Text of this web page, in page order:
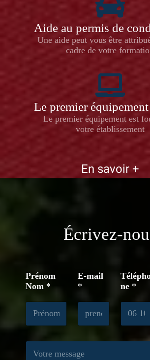
Aide au permis de
Une aide peut vous être
cadre de votre
Le premier équipement
Le premier équipement est
votre établissement
En savoir +
Écrivez-
Prénom
Nom *
E-mail
*
ne *
M